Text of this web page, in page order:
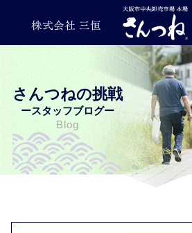
プライバシーポリシー
さんつねの挑戦
ースタッフブログー
Blog